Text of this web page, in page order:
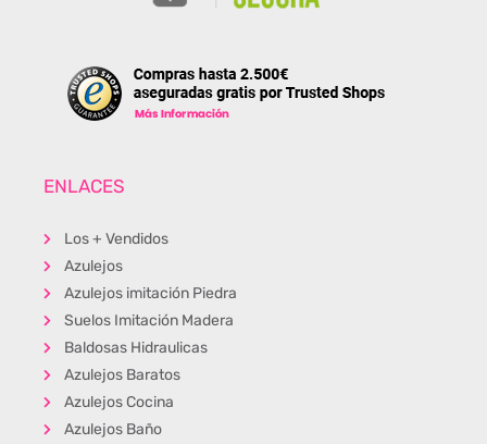
ENLACES
Los + Vendidos
Azulejos
Azulejos imitación Piedra
Suelos Imitación Madera
Baldosas Hidraulicas
Azulejos Baratos
Azulejos Cocina
Azulejos Baño